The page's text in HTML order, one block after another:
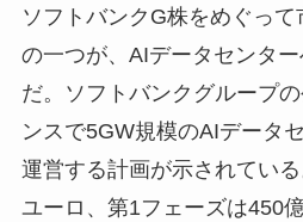
ソフトバンクG株をめぐっ
の一つが、AIデータセンタ
だ。ソフトバンクグループ
ンスで5GW規模のAIデータ
運営する計画が示されてい
ユーロ、第1フェーズは450